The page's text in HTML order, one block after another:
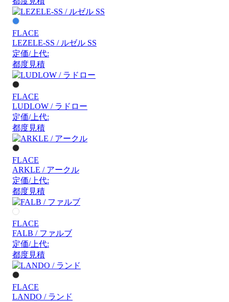
FLACE
LEZELE-SS / ルゼル SS
定価/上代:
都度見積
FLACE
LUDLOW / ラドロー
定価/上代:
都度見積
FLACE
ARKLE / アークル
定価/上代:
都度見積
FLACE
FALB / ファルブ
定価/上代:
都度見積
FLACE
LANDO / ランド